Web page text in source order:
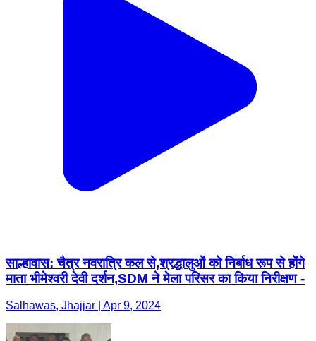
साल्हावास: चैत्र नवरात्रि कल से,श्रद्धालुओं को निर्बाध रूप से होंगे
माता भीमेश्वरी देवी दर्शन,SDM ने मेला परिसर का किया निरीक्षण -
Salhawas, Jhajjar | Apr 9, 2024